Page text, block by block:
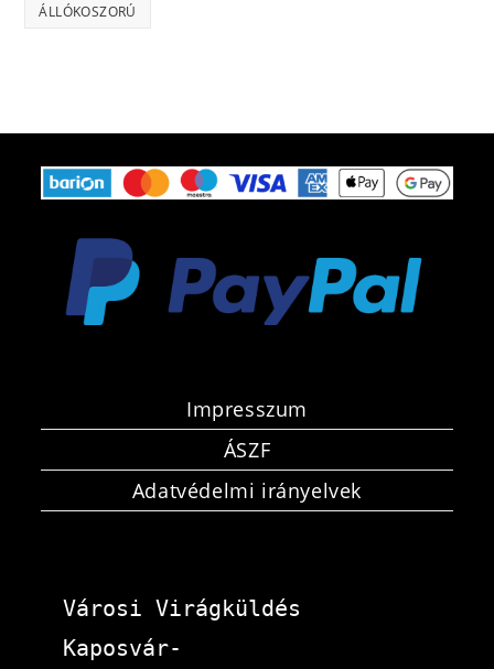
ÁLLÓKOSZORÚ
Impresszum
ÁSZF
Adatvédelmi irányelvek
Városi Virágküldés
Kaposvár-